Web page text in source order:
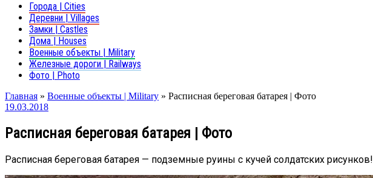
Города | Cities
Деревни | Villages
Замки | Castles
Дома | Houses
Военные объекты | Military
Железные дороги | Railways
Фото | Photo
Главная » Военные объекты | Military » Расписная береговая батарея | Фото
19.03.2018
Расписная береговая батарея | Фото
Расписная береговая батарея — подземные руины с кучей солдатских рисунков!